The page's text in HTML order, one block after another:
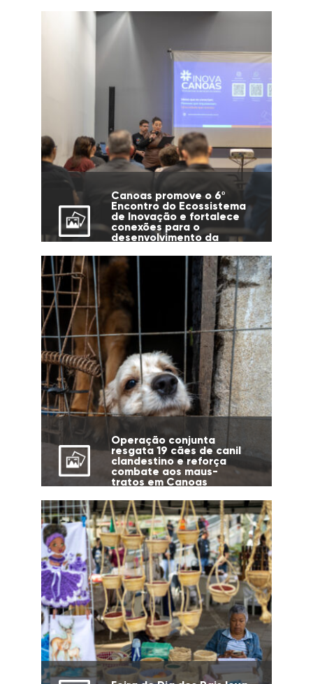
Canoas promove o 6º
Encontro do Ecossistema
de Inovação e fortalece
conexões para o
desenvolvimento da
Operação conjunta
resgata 19 cães de canil
clandestino e reforça
combate aos maus-
tratos em Canoas